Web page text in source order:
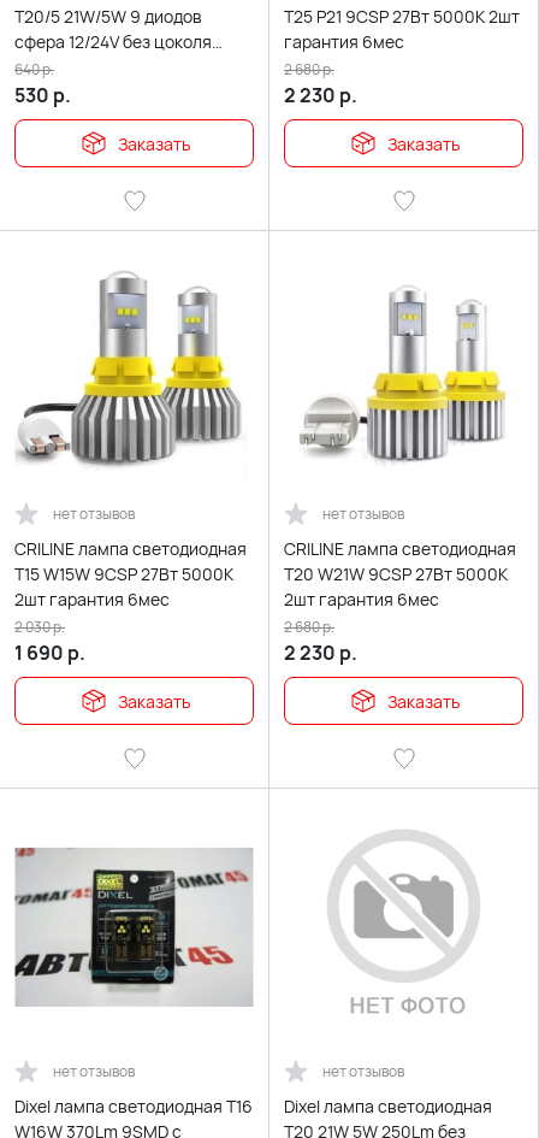
T20/5 21W/5W 9 диодов
сфера 12/24V без цоколя
белая гарантия 14 дней
530 р.
640р.
Заказать
T25 P21 9CSP 27Вт 5000К 2шт
гарантия 6мес
2 230 р.
2 680р.
Заказать
нет отзывов
CRILINE лампа светодиодная
Т15 W15W 9CSP 27Вт 5000К
2шт гарантия 6мес
1 690 р.
2 030р.
Заказать
нет отзывов
CRILINE лампа светодиодная
Т20 W21W 9CSP 27Вт 5000К
2шт гарантия 6мес
2 230 р.
2 680р.
Заказать
нет отзывов
Dixel лампа светодиодная Т16
W16W 370Lm 9SMD с
нет отзывов
Dixel лампа светодиодная
Т20 21W 5W 250Lm без